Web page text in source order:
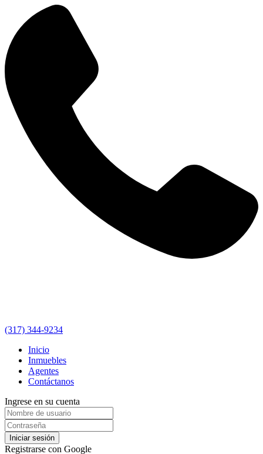
(317) 344-9234
Inicio
Inmuebles
Agentes
Contáctanos
Ingrese en su cuenta
Iniciar sesión
Registrarse con Google